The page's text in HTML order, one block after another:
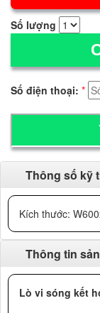
Số lượng
Số điện thoại: *
Thông số kỹ
Kích thước:
Thông tin
Lò vi sóng kết